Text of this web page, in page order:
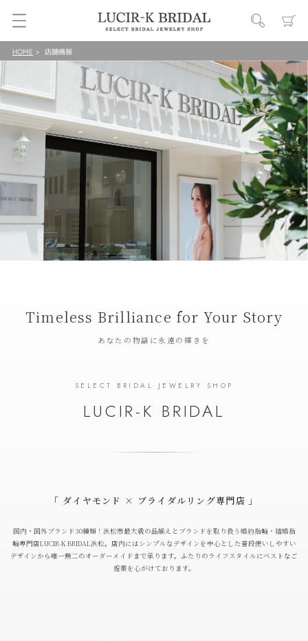
HOME 店舗情報
Timeless Brilliance for Your Story
あなたの物語に永遠の輝きを
SELECT BRIDAL JEWELRY SHOP
LUCIR-K BRIDAL
「 ダイヤモンド × ブライダルリング専門店 」
国内・国外ブランド30種類！浜松市最大級の品揃えとブランドを取り扱う婚約指輪・結婚指
輪専門店LUCIR-K BRIDAL浜松。店内にはシンプルなデザインを中心とした普段使いしやすい
デザインから唯一無二のオーダーメイドまで承ります。ふたりのライフスタイルにベストなご
提案を心がけております。